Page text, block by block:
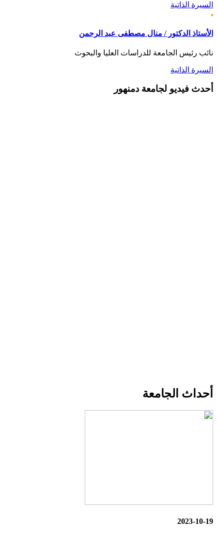
السيرة الذاتية
الأستاذ الدكتور / منال مصطفى عبد الرحمن
نائب رئيس الجامعة للدراسات العليا والبحوث
السيرة الذاتية
أحدث فيديو لجامعة دمنهور
أحداث الجامعة
2023-10-19